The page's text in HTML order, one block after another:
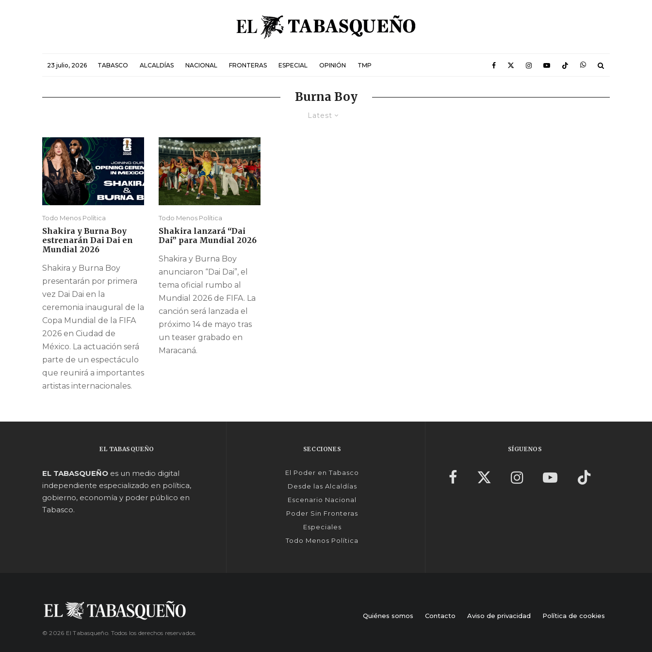
23 julio, 2026 TABASCO ALCALDÍAS NACIONAL FRONTERAS ESPECIAL OPINIÓN TMP
Burna Boy
Latest
Todo Menos Política
Shakira y Burna Boy
estrenarán Dai Dai en
Mundial 2026
Shakira y Burna Boy
presentarán por primera
vez Dai Dai en la
ceremonia inaugural de la
Copa Mundial de la FIFA
2026 en Ciudad de
México. La actuación será
parte de un espectáculo
que reunirá a importantes
artistas internacionales.
Todo Menos Política
Shakira lanzará “Dai
Dai” para Mundial 2026
Shakira y Burna Boy
anunciaron “Dai Dai”, el
tema oficial rumbo al
Mundial 2026 de FIFA. La
canción será lanzada el
próximo 14 de mayo tras
un teaser grabado en
Maracaná.
EL TABASQUEÑO
EL TABASQUEÑO es un medio digital
independiente especializado en política,
gobierno, economía y poder público en
Tabasco.
SECCIONES
El Poder en Tabasco
Desde las Alcaldías
Escenario Nacional
Poder Sin Fronteras
Especiales
Todo Menos Política
SÍGUENOS
© 2026 El Tabasqueño. Todos los derechos reservados.
Quiénes somos Contacto Aviso de privacidad Política de cookies